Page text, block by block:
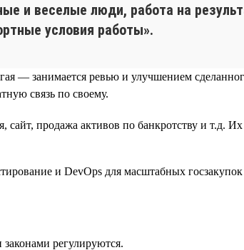
и веселые люди, работа на
условия работы».
— занимается ревью и улучшением
связь по своему.
продажа активов по банкротству и т.д.
регулируются.